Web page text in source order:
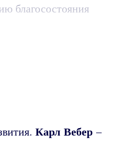
благосостояния
Карл Вебер –